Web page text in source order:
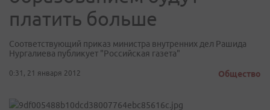
платить больше
Соответствующий приказ министра внутренних дел Рашида
Нургалиева публикует "Российская газета"
0:31, 21 января 2012 Общество